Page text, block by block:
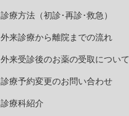
診療方法（初診･再診･救急）
外来診療から離院までの流れ
外来受診後のお薬の受取について
診療予約変更のお問い合わせ
診療科紹介